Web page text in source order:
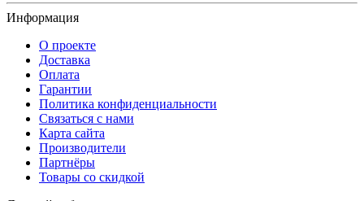
Информация
О проекте
Доставка
Оплата
Гарантии
Политика конфиденциальности
Связаться с нами
Карта сайта
Производители
Партнёры
Товары со скидкой